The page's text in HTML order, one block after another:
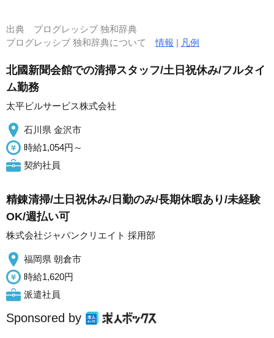
出典 プログレッシブ 独和辞典
プログレッシブ 独和辞典について情報 | 凡例
北國新聞会館での清掃スタッフ/土日祝休み/フルタイ
ム勤務
太平ビルサービス株式会社
石川県 金沢市
時給1,054円～
契約社員
精錬清掃/土日祝休み/日勤のみ/長期休暇あり/未経験
OK/週払い可
株式会社ジャパンクリエイト 採用部
福岡県 朝倉市
時給1,620円
派遣社員
Sponsored by